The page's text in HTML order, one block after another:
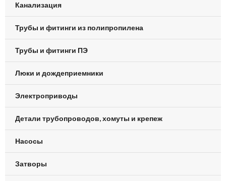
Канализация
Трубы и фитинги из полипропилена
Трубы и фитинги ПЭ
Люки и дождеприемники
Электроприводы
Детали трубопроводов, хомуты и крепеж
Насосы
Затворы